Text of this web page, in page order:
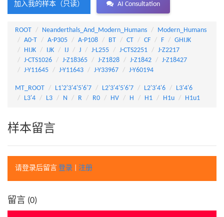
加入我的样本（只读） AI Consultation
ROOT Neanderthals_And_Modern_Humans
Modern_Humans
A0-T
A-P305 A-P108 BT CT CF F
GHIJK
HIJK
IJK IJ J J-L255 J-CTS2251
J-Z2217
J-CTS1026
J-Z18365 J-Z1828 J-Z1842
J-Z18427
J-Y11645
J-Y11643 J-Y33967 J-Y60194
MT_ROOT L1'2'3'4'5'6'7 L2'3'4'5'6'7 L2'3'4'6
L3'4'6
L3'4
L3 N R R0 HV H H1 H1u H1u1
样本留言
请登录后留言 登录 注册
留言 (0)